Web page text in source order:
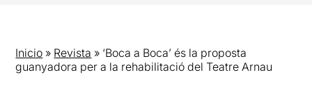
Inicio » Revista » ‘Boca a Boca’ és la proposta
guanyadora per a la rehabilitació del Teatre Arnau